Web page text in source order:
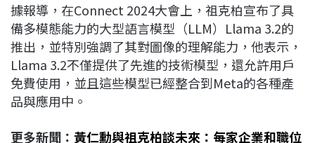
據報導，在Connect 2024大會上，祖克柏宣布了具
備多模態能力的大型語言模型（LLM）Llama 3.2的
推出，並特別強調了其對圖像的理解能力，他表示，
Llama 3.2不僅提供了先進的技術模型，還允許用戶
免費使用，並且這些模型已經整合到Meta的各種產
品與應用中。
更多新聞： 黃仁勳與祖克柏談未來：每家企業和職位